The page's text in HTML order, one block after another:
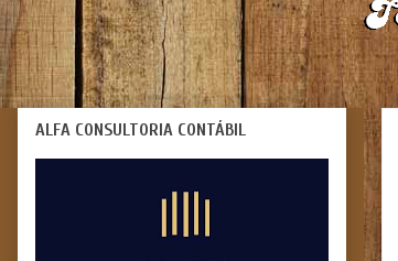
ALFA CONSULTORIA CONTÁBIL